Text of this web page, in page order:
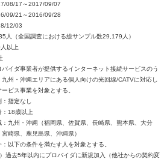
08/17～2017/09/07
09/21～2016/09/28
12/03
人（全国調査における総サンプル数29,179人）
以上
バイダ事業者が提供するインターネット接続サービスのう
九州・沖縄エリアにある個人向けの光回線/CATVに対応し
ービス事業を対象とする。
：指定なし
：18歳以上
：九州・沖縄（福岡県、佐賀県、長崎県、熊本県、大分
宮崎県、鹿児島県、沖縄県）
：以下の条件を満たす人を対象とする。
）過去5年以内にプロバイダに新規加入（他社からの契約変